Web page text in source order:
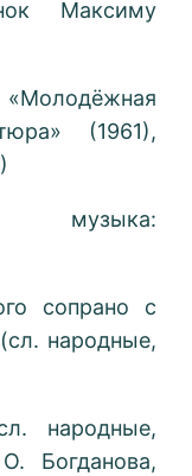
Максиму
(1961),
музыка:
сопрано с
народные,
народные,
Богданова,